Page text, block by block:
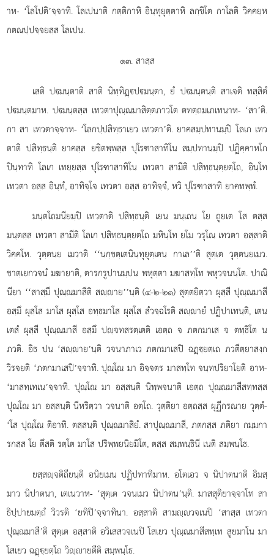
าห- ‘โลโปติ’จฺจาทิ. โลเปนาติ กตฺติกาหิ อินฺทุยุตฺตาหิ ลกฺขิโต กาโลติ วิคฺคยฺห
กตณปฺปจฺจยสฺส โลเปน.
๑๓. สาสฺส
เสติ ปมนฺตาติ สาติ นิทฺทิฏฺปมนฺตา, ยํ ปมนฺตนฺติ สาเจติ ทสฺสิตํ
ปมนฺตมาห. ปมนฺตสฺส เทวตาปุณฺณมาสิตฺตภาวโต ตทตฺถมเภเทนาห- ‘สา’ติ.
กา สา เทวตาจฺจาห- ‘โลกปฺปสิทฺธาเยว เทวตา’ติ. ยาคสมฺปทานมฺปิ โลเก เทว
ตาติ ปสิทฺธนฺติ ยาคสฺส ยชิตพฺพสฺส ปุโรฑาสาทิโน สมฺปทานมฺปิ ปฏิคฺคาหโก
ปินฺทาทิ โลเก เทยฺยสฺส ปุโรฑาสาทิโน เทวตา สามีติ ปสิทฺธนฺตฺยตฺโถ, อินฺโท
เทวตา อสฺส อินฺทํ, อาทิจฺโจ เทวตา อสฺส อาทิจฺจํ, หวิ ปุโรฑาสาทิ ยาคทพฺพํ.
มนฺตโถมนียมฺปิ เทวตาติ ปสิทฺธนฺติ เยน มนฺเถน โย ถูยเต โส ตสฺส
มนฺตสฺส เทวตา สามีติ โลเก ปสิทฺธนฺตฺยตฺโถ มหินฺโท ยโม วรุโณ เทวตา อสฺสาติ
วิคฺคโห. วุตฺตนย เมวาติ ‘‘นกฺขตฺเตนินฺทุยุตฺเตน กาเล’’ติ สุตฺเต วุตฺตนยเมว.
ชาตฺเยกวจนํ มฆายาติ, ตารกรูปานมฺปน พหุตฺตา มฆาสทฺโท พหุวจนนฺโต. ปาณิ
นียา ‘‘สาสฺมึ ปุณฺณมาสีติ สฺาย’’นฺติ (๔-๒-๒๑) สุตฺตยิตฺวา ผุสฺสี ปุณฺณมาสี
อสฺมึ ผุสฺโส มาโส ผุสฺโส อทฺธมาโส ผุสฺโส สํวจฺฉโรติ สฺายํ ปฏิปาเทนฺติ, เตน
เตสํ ผุสฺสี ปุณฺณมาสี อสฺมึ ปฺจทสรตฺเตติ เอตฺถ จ ภตกมาเส จ ตทฺธิโต น
ภวติ. อิธ ปน ‘สฺาย’นฺติ วจนาภาเว ภตกมาเสปิ ฉฏฺฺยตฺเถ ภวตีตฺยาสงฺก
วิรจยติ ‘ภตกมาเสปิ’จฺจาทิ. ปุณฺโณ มา อิจฺจตฺร มาสทฺโท จนฺทปริยาโยติ อาห-
‘มาสทฺเทเน’จฺจาทิ. ปุณฺโณ มา อสฺสนฺติ นิพฺพจนาติ เอตฺถ ปุณฺณมาสีสทฺทสฺส
ปุณฺโณ มา อสฺสนฺติ นีหริตฺวา วจนาติ อตฺโถ. วุตฺติยา อตฺถสฺส ผุฏีกรณาย วุตฺตํ-
‘โส ปุณฺโณ ติอาทิ. ตสฺสนฺติ ปุณฺณมาสิยํ. สาปุณฺณมาสี, ภตกสฺส ภติยา กมฺมกา
รกสฺส โย ตึสติ รตฺโต มาโส ปริพฺพยนิยมิโต, ตสฺส สมฺพนฺธินี เนติ สมฺพนฺโธ.
ยสฺสฺจติถียนฺติ อนิยเมน ปฏิปทาทิมาห. อโตเอว จ นิปาตนาติ อิมสฺ
มาว นิปาตนา, เตเนวาห- ‘สุตฺเต วจนเมว นิปาตน’นฺติ. มาสสุติยาจฺจาโท สา
ธิปฺปายมตฺถํ วิวรติ ‘ยทิปิ’จฺจาทินา. อสฺสาติ สามฺวจเนปิ ‘สาสฺส เทวตา
ปุณฺณมาสี’ติ สุตฺเต อสฺสาติ อวิเสสวจเนปิ โสเยว ปุณฺณมาสีสทฺเท สูยมาโน มา
โสเยว ฉฏฺฺยตฺโถ วิฺายตีติ สมฺพนฺโธ.